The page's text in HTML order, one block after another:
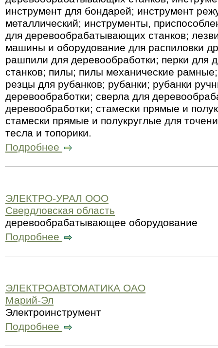
инструмент для бондарей; инструмент
металлический; инструменты,
для деревообрабатывающих станков;
машины и оборудование для распиловки
рашпили для деревообработки; перки для
станков; пилы; пилы механические
резцы для рубанков; рубанки; рубанки
деревообработки; сверла для
деревообработки; стамески прямые и
стамески прямые и полукруглые для
тесла и топорики.
Подробнее
ЭЛЕКТРО-УРАЛ ООО
Свердловская область
деревообрабатывающее оборудование
Подробнее
ЭЛЕКТРОАВТОМАТИКА ОАО
Марий-Эл
Электроинструмент
Подробнее